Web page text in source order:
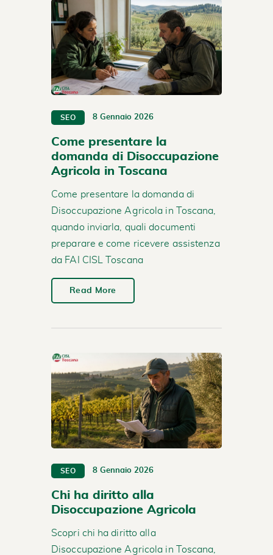
SEO 8 Gennaio 2026
Come presentare la
domanda di Disoccupazione
Agricola in Toscana
Come presentare la domanda di
Disoccupazione Agricola in Toscana,
quando inviarla, quali documenti
preparare e come ricevere assistenza
da FAI CISL Toscana
Read More
SEO 8 Gennaio 2026
Chi ha diritto alla
Disoccupazione Agricola
Scopri chi ha diritto alla
Disoccupazione Agricola in Toscana,